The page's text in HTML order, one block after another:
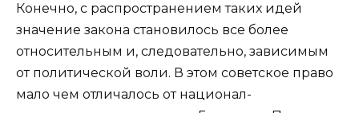
Конечно, с распространением таких идей
значение закона становилось все более
относительным и, следовательно, зависимым
от политической воли. В этом советское право
мало чем отличалось от национал-